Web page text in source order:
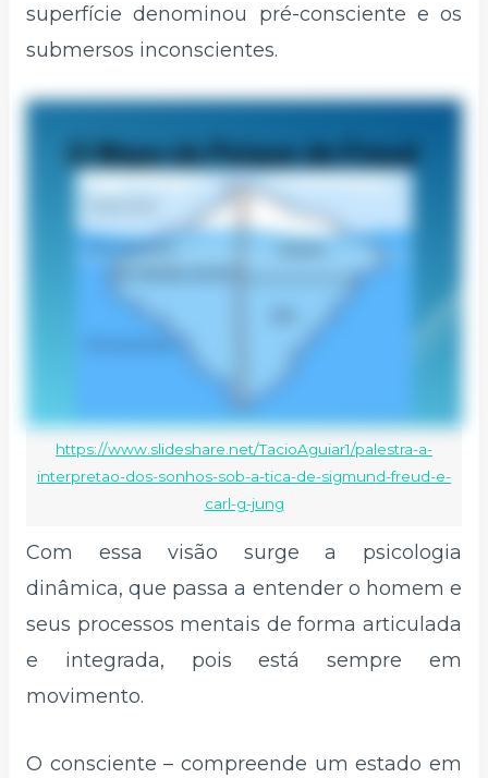
superfície denominou pré-consciente e os
submersos inconscientes.
https://www.slideshare.net/TacioAguiar1/palestra-a-
interpretao-dos-sonhos-sob-a-tica-de-sigmund-freud-e-
carl-g-jung
Com essa visão surge a psicologia
dinâmica, que passa a entender o homem e
seus processos mentais de forma articulada
e integrada, pois está sempre em
movimento.
O consciente – compreende um estado em